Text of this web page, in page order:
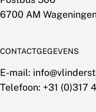
6700 AM
CONTACTGEGEVENS
E-mail:
Telefoon: +31 (0)317